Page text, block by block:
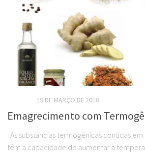
19 DE MARÇO DE 2018
Emagrecimento com
As substâncias termogênicas contidas
têm a capacidade de aumentar a